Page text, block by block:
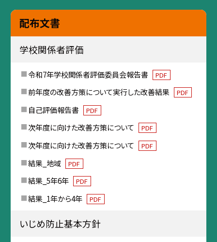
配布文書
学校関係者評価
令和7年学校関係者評価委員会報告書 PDF
前年度の改善方策について実行した改善結果 PDF
自己評価報告書 PDF
次年度に向けた改善方策について PDF
次年度に向けた改善方策について PDF
結果_地域 PDF
結果_5年6年 PDF
結果_1年から4年 PDF
いじめ防止基本方針